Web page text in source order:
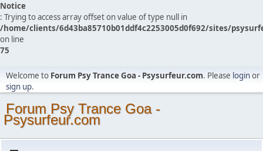
Notice
: Trying to access array offset on value of type null in
/home/clients/6d43ba85710b01ddf4c2253005d0f692/sites/
on line
75
Welcome to Forum Psy Trance Goa - Psysurfeur.com. Please loginor
sign up.
Forum Psy Trance Goa -
Psysurfeur.com